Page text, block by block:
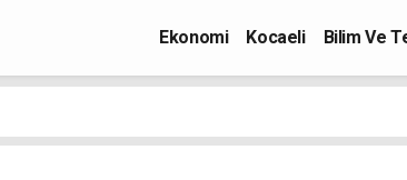
Ekonomi Kocaeli Bilim Ve